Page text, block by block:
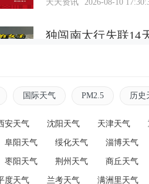
天天资讯 2026-08-10
独闯南太行失联14
2026-08-10
国际天气 PM2.5 历史
安天气 沈阳天气 天津天气
阜阳天气 绥化天气 淄博天气
枣阳天气 荆州天气 商丘天气
度天气 兰考天气 满洲里天气